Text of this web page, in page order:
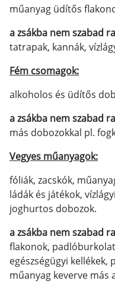
műanyag üdítős
a zsákba nem szabad
tatrapak, kannák,
Fém csomagok:
alkoholos és üdítős
a zsákba nem szabad
más dobozokkal pl.
Vegyes műanyagok:
fóliák, zacskók,
ládák és játékok,
joghurtos dobozok.
a zsákba nem szabad
flakonok,
egészségügyi kellékek,
műanyag keverve más